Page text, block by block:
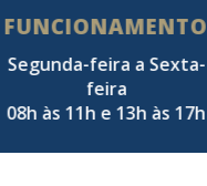
FUNCIONAMENTO
Segunda-feira a Sexta-
feira
08h às 11h e 13h às 17h